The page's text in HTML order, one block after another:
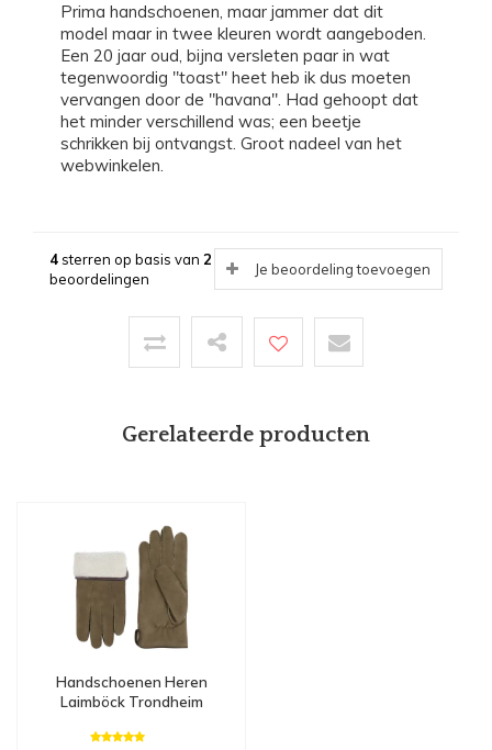
Prima handschoenen, maar jammer dat dit
model maar in twee kleuren wordt aangeboden.
Een 20 jaar oud, bijna versleten paar in wat
tegenwoordig "toast" heet heb ik dus moeten
vervangen door de "havana". Had gehoopt dat
het minder verschillend was; een beetje
schrikken bij ontvangst. Groot nadeel van het
webwinkelen.
4sterren op basis van 2
beoordelingen
Je beoordeling toevoegen
Gerelateerde producten
Handschoenen Heren
Laimböck Trondheim